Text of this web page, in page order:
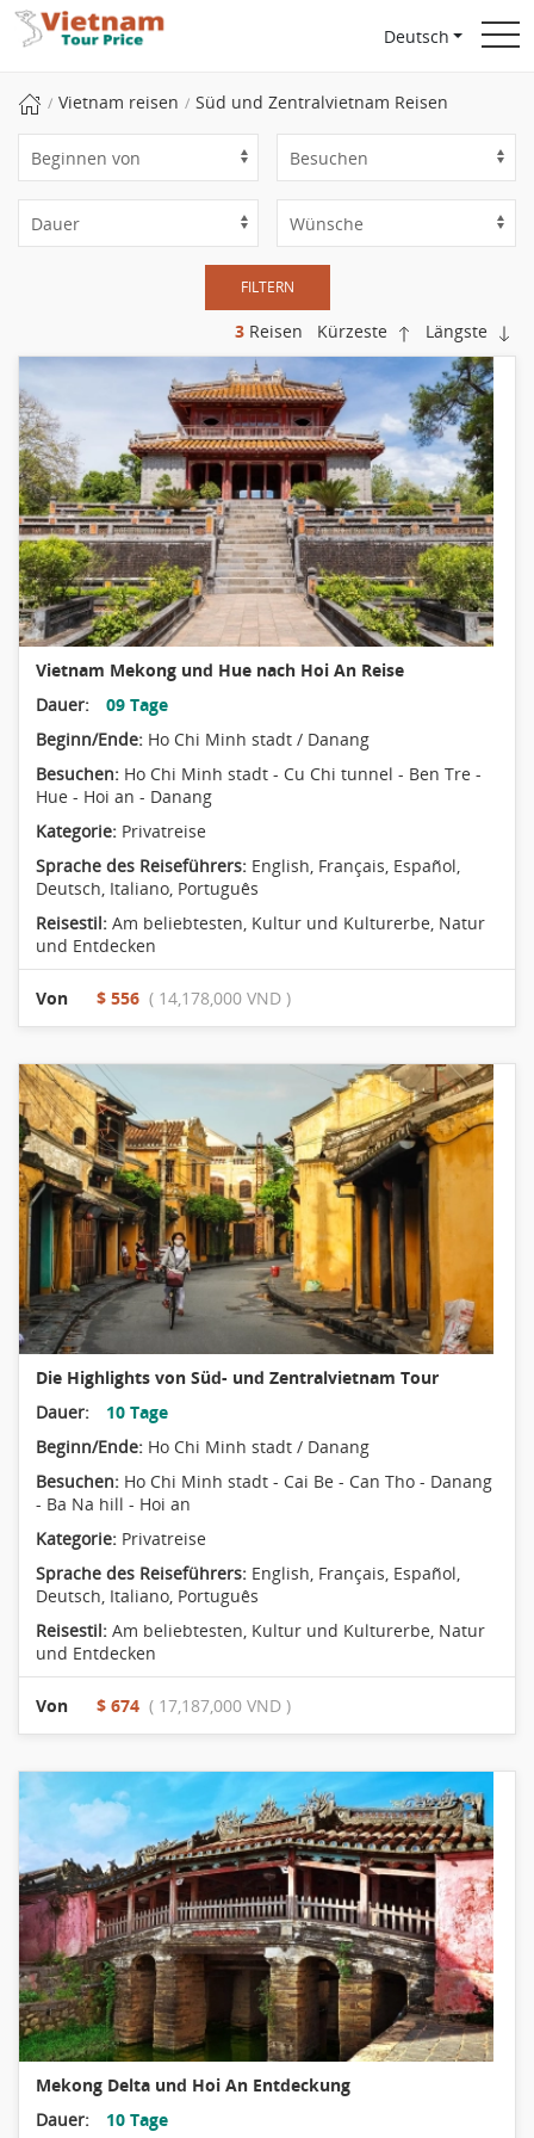
Deutsch
Vietnam reisen Süd und Zentralvietnam Reisen
FILTERN
3 Reisen Kürzeste Längste
Vietnam Mekong und Hue nach Hoi An Reise
Dauer:
09 Tage
Beginn/Ende: Ho Chi Minh stadt / Danang
Besuchen: Ho Chi Minh stadt - Cu Chi tunnel - Ben Tre -
Hue - Hoi an - Danang
Kategorie: Privatreise
Sprache des Reiseführers: English, Français, Español,
Deutsch, Italiano, Português
Reisestil: Am beliebtesten Kultur und Kulturerbe Natur
und Entdecken
Von $ 556 ( 14,178,000 VND )
Die Highlights von Süd- und Zentralvietnam Tour
Dauer:
10 Tage
Beginn/Ende: Ho Chi Minh stadt / Danang
Besuchen: Ho Chi Minh stadt - Cai Be - Can Tho - Danang
- Ba Na hill - Hoi an
Kategorie: Privatreise
Sprache des Reiseführers: English, Français, Español,
Deutsch, Italiano, Português
Reisestil: Am beliebtesten Kultur und Kulturerbe Natur
und Entdecken
Von $ 674 ( 17,187,000 VND )
Mekong Delta und Hoi An Entdeckung
Dauer:
10 Tage